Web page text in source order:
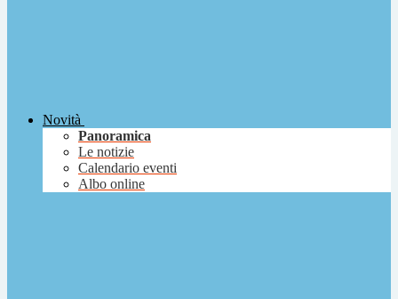
Novità
Panoramica
Le notizie
Calendario eventi
Albo online